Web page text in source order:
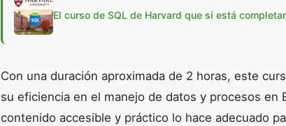
El curso de SQL de Harvard que sí está
Con una duración aproximada de 2 horas, este
su eficiencia en el manejo de datos y procesos en
contenido accesible y práctico lo hace adecuado